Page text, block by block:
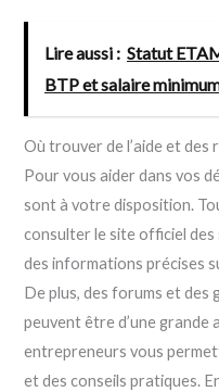
Lire aussi : Statut
BTP et salaire
Où trouver de l’aide et des
Pour vous aider dans vos
sont à votre disposition.
consulter le site officiel
des informations précises
De plus, des forums et des
peuvent être d’une grande
entrepreneurs vous
et des conseils pratiques.